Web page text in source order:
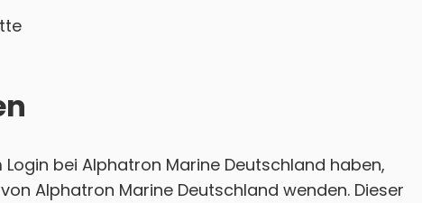
bei Alphatron Marine Deutschland haben,
Alphatron Marine Deutschland wenden. Dieser